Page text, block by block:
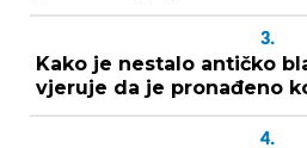
3.
Kako je nestalo antičko
vjeruje da je pronađeno
4.